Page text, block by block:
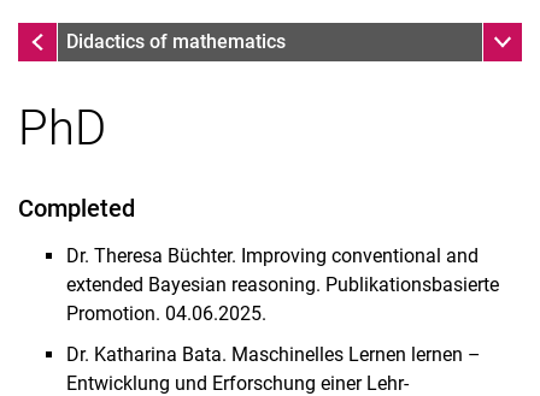
Search (opens an external link in a
Prof. Dr. Andreas Eichler
Didactics of mathematics Sub
Publications
Projects
Positions
PhD (Kopie 1)
PhD
Completed
Dr. Theresa Büchter. Improving conventional and
extended Bayesian reasoning. Publikationsbasierte
Promotion. 04.06.2025.
Dr. Katharina Bata. Maschinelles Lernen lernen –
Entwicklung und Erforschung einer Lehr-